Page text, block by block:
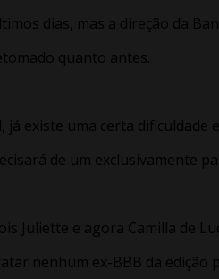
dias, mas a direção da
quanto antes.
existe uma certa
de um exclusivamente
Juliette e agora Camilla de
nenhum ex-BBB da edição